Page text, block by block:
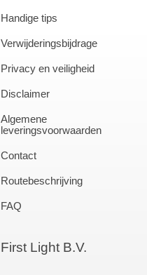
Handige tips
Verwijderingsbijdrage
Privacy en veiligheid
Disclaimer
Algemene
leveringsvoorwaarden
Contact
Routebeschrijving
FAQ
First Light B.V.